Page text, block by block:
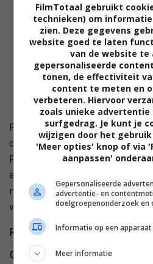
Fran Smith is moeder en
dag verdwijnt ze onder
Fran's zuster Sherrie en
een eindeloze zoektocht. De
man John, maar zonder
worden.
Regie Michael M.
Cast
Vincent Gale
FilmTotaal gebruikt
technieken) om
zien. Deze gegevens
website goed te laten
van de website te
gepersonaliseerde
tonen, de effectiviteit
content te meten en
verbeteren. Hiervoor
zoals unieke advertentie
surfgedrag. Je kunt je
wijzigen door het
'Meer opties' knop of via
aanpassen'
Gepersonaliseerde
advertentie- en
doelgroepenonderzoek en
Informatie op een
Meer informatie